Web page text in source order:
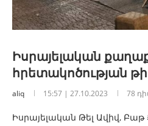
Իսրայելական
հրետակոծության
aliq 15:57 | 27.10.2023 78
Իսրայելական Թել Ավիվ, Բաթ